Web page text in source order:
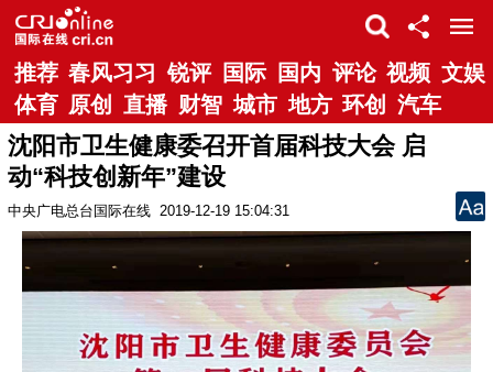
推荐 春风习习 锐评 国际 国内 评论 视频 文娱
体育 原创 直播 财智 城市 地方 环创 汽车
沈阳市卫生健康委召开首届科技大会 启
动“科技创新年”建设
中央广电总台国际在线 2019-12-19 15:04:31